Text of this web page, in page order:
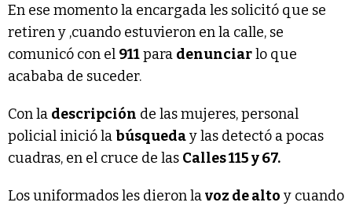
En ese momento la encargada les solicitó que se
retiren y ,cuando estuvieron en la calle, se
comunicó con el 911para denunciarlo que
acababa de suceder.
Con la descripción de las mujeres, personal
policial inició labúsqueday las detectó a pocas
cuadras, en el cruce de las Calles 115 y 67.
Los uniformados les dieron lavoz de alto y cuando